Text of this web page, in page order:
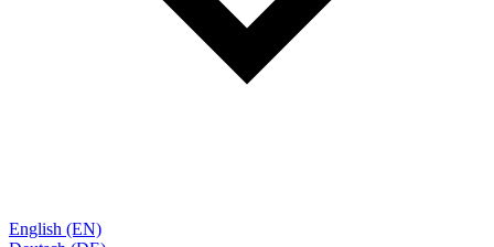
English (EN)